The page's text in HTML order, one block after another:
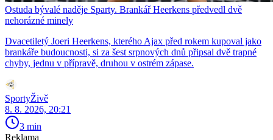
Ostuda bývalé naděje Sparty. Brankář Heerkens předvedl dvě
nehorázné minely
Dvacetiletý Joeri Heerkens, kterého Ajax před rokem kupoval jako
brankáře budoucnosti, si za šest srpnových dnů připsal dvě trapné
chyby, jednu v přípravě, druhou v ostrém zápase.
SportyŽivě
8. 8. 2026, 20:21
3 min
Reklama